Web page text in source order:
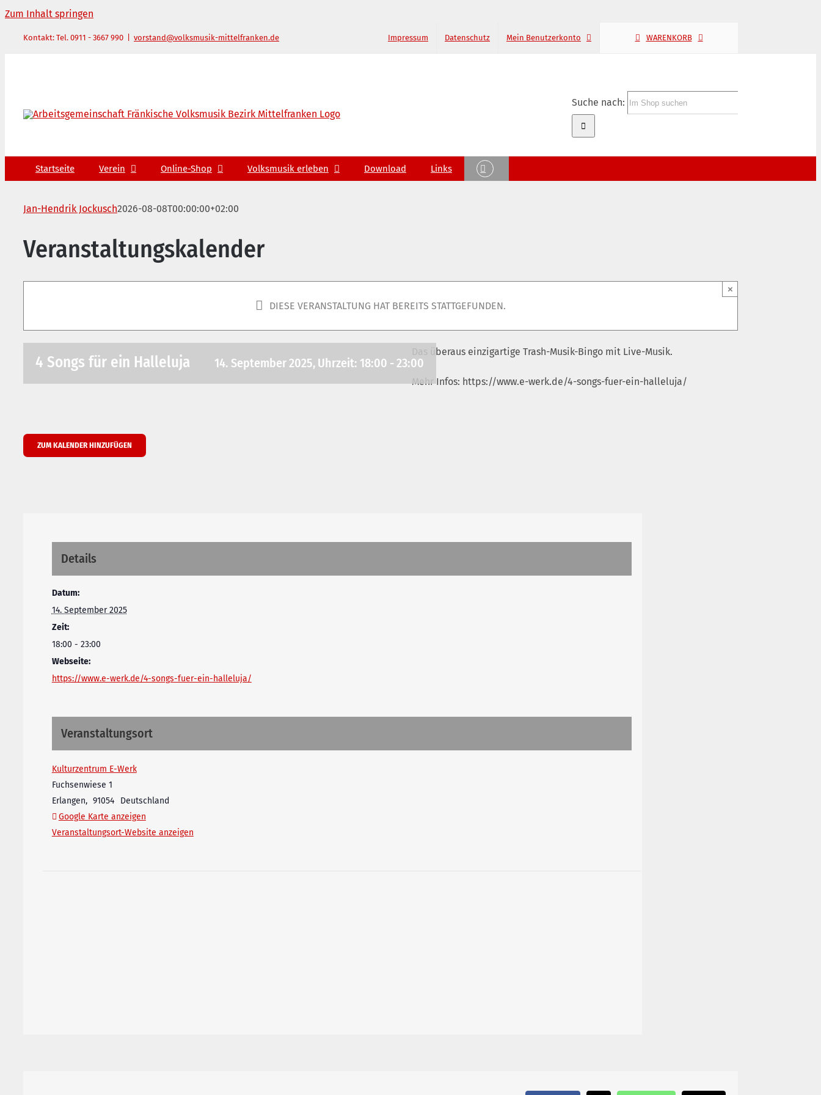
Zum Inhalt springen
Kontakt: Tel. 0911 - 3667 990 vorstand@volksmusik-mittelfranken.de Impressum Datenschutz Mein Benutzerkonto WARENKORB
Suche nach:
Startseite Verein Online-Shop Volksmusik erleben Download Links
Jan-Hendrik Jockusch2026-08-08T00:00:00+02:00
Veranstaltungskalender
DIESE VERANSTALTUNG HAT BEREITS STATTGEFUNDEN.
×
4 Songs für ein Halleluja 14. September 2025, Uhrzeit: 18:00 - 23:00
Das überaus einzigartige Trash-Musik-Bingo mit Live-Musik.
Mehr Infos: https://www.e-werk.de/4-songs-fuer-ein-halleluja/
ZUM KALENDER HINZUFÜGEN
Details
Datum:
14. September 2025
Zeit:
18:00 - 23:00
Webseite:
https://www.e-werk.de/4-songs-fuer-ein-halleluja/
Veranstaltungsort
Kulturzentrum E-Werk
Fuchsenwiese 1
Erlangen, 91054
Deutschland
Google Karte anzeigen
Veranstaltungsort-Website anzeigen